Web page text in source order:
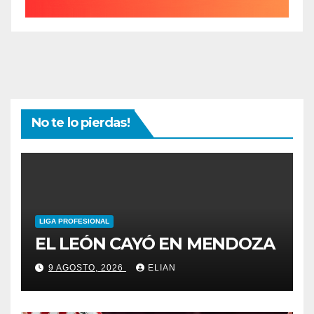
No te lo pierdas!
LIGA PROFESIONAL
EL LEÓN CAYÓ EN MENDOZA
9 AGOSTO, 2026 ELIAN